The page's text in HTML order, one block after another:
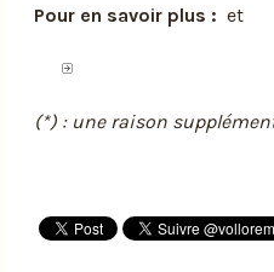
Pour en savoir plus : et
(*) : une raison